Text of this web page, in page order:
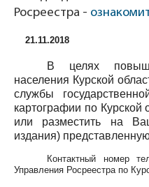
Росреестра -
21.11.2018
В целях
населения Курской
службы
картографии по Курской
или разместить на
издания)
Контактный номер
Управления Росреестра по